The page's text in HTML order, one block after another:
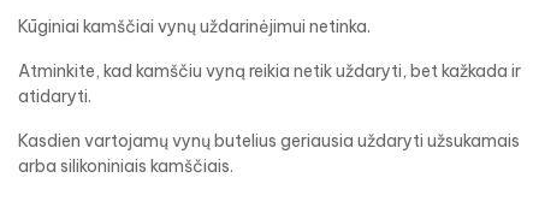
Kūginiai kamščiai vynų uždarinėjimui netinka.
Atminkite, kad kamščiu vyną reikia netik uždaryti, bet kažkada ir
atidaryti.
Kasdien vartojamų vynų butelius geriausia uždaryti užsukamais
arba silikoniniais kamščiais.